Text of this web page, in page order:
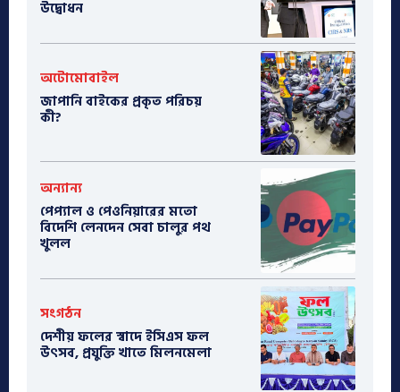
উদ্বোধন
অটোমোবাইল
​জাপানি বাইকের প্রকৃত পরিচয়
কী?
অন্যান্য
পেপ্যাল ও পেওনিয়ারের মতো
বিদেশি লেনদেন সেবা চালুর পথ
খুলল
সংগঠন
দেশীয় ফলের স্বাদে ইসিএস ফল
উৎসব, প্রযুক্তি খাতে মিলনমেলা